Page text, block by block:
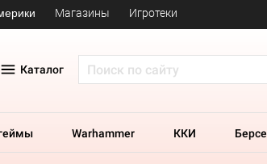
Магазины Игротеки
Каталог
Warhammer ККИ